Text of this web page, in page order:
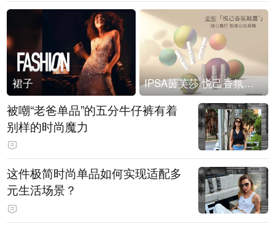
裙子 IPSA茵芙莎 悦己香氛凝露上市
被嘲“老爸单品”的五分牛仔裤有着
别样的时尚魔力
这件极简时尚单品如何实现适配多
元生活场景？